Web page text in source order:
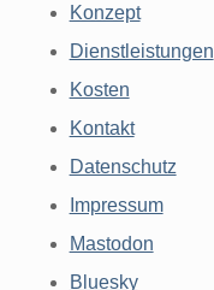
Konzept
Dienstleistungen
Kosten
Kontakt
Datenschutz
Impressum
Mastodon
Bluesky